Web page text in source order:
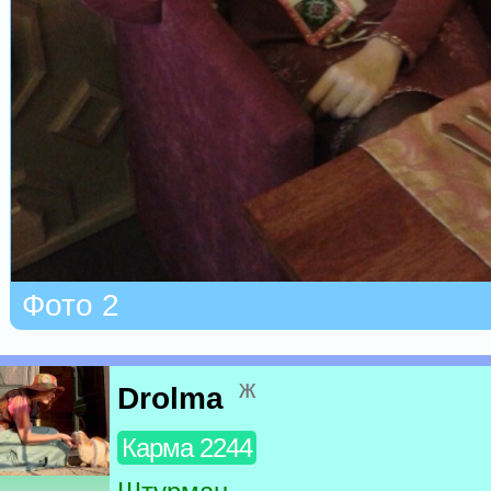
Фото 2
Drolma ж
Карма 2244